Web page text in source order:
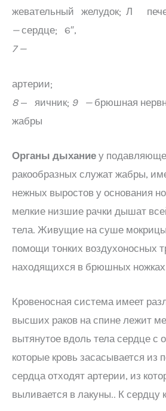
жевательный желудок; Л
—сердце; 6″,
7 —
артерии;
8— яичник; 9 —брюшная
жабры
Органы дыхание у
ракообразных служат жабры,
нежных выростов у основания
мелкие низшие рачки дышат
тела. Живущие на суше
помощи тонких воздухоносных
находящихся в брюшных
Кровеносная система имеет
высших раков на спине лежит
вытянутое вдоль тела сердце с
которые кровь засасывается из
сердца отходят артерии, из
выливается в лакуны.. К сердцу